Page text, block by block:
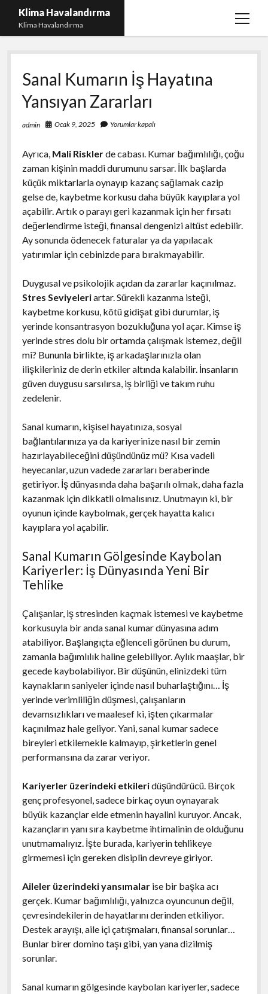
Klima Havalandırma
Klima Havalandırma
menüyü
Bedava Tiktok Takipçi Çoğaltma
Igtv Beğeni Gönderme Parasız
iPhone Instagram Gizli Hesap Görme Ücretsiz
Liste
Sanal Kumarın İş Hayatına
Yansıyan Zararları
admin Ocak 9, 2025 Yorumlar kapalı
Ayrıca, Mali Risklerde cabası. Kumar bağımlılığı, çoğu
zaman kişinin maddi durumunu sarsar. İlk başlarda
küçük miktarlarla oynayıp kazanç sağlamak cazip
gelse de, kaybetme korkusu daha büyük kayıplara yol
açabilir. Artık o parayı geri kazanmak için her fırsatı
değerlendirme isteği, finansal dengenizi altüst edebilir.
Ay sonunda ödenecek faturalar ya da yapılacak
yatırımlar için cebinizde para bırakmayabilir.
Duygusal ve psikolojik açıdan da zararlar kaçınılmaz.
Stres Seviyeleriartar. Sürekli kazanma isteği,
kaybetme korkusu, kötü gidişat gibi durumlar, iş
yerinde konsantrasyon bozukluğuna yol açar. Kimse iş
yerinde stres dolu bir ortamda çalışmak istemez, değil
mi? Bununla birlikte, iş arkadaşlarınızla olan
ilişkileriniz de derin etkiler altında kalabilir. İnsanların
güven duygusu sarsılırsa, iş birliği ve takım ruhu
zedelenir.
Sanal kumarın, kişisel hayatınıza, sosyal
bağlantılarınıza ya da kariyerinize nasıl bir zemin
hazırlayabileceğini düşündünüz mü? Kısa vadeli
heyecanlar, uzun vadede zararları beraberinde
getiriyor. İş dünyasında daha başarılı olmak, daha fazla
kazanmak için dikkatli olmalısınız. Unutmayın ki, bir
oyunun içinde kaybolmak, gerçek hayatta kalıcı
kayıplara yol açabilir.
Sanal Kumarın Gölgesinde Kaybolan
Kariyerler: İş Dünyasında Yeni Bir
Tehlike
Çalışanlar, iş stresinden kaçmak istemesi ve kaybetme
korkusuyla bir anda sanal kumar dünyasına adım
atabiliyor. Başlangıçta eğlenceli görünen bu durum,
zamanla bağımlılık haline gelebiliyor. Aylık maaşlar, bir
gecede kaybolabiliyor. Bir düşünün, elinizdeki tüm
kaynakların saniyeler içinde nasıl buharlaştığını… İş
yerinde verimliliğin düşmesi, çalışanların
devamsızlıkları ve maalesef ki, işten çıkarmalar
kaçınılmaz hale geliyor. Yani, sanal kumar sadece
bireyleri etkilemekle kalmayıp, şirketlerin genel
performansına da zarar veriyor.
Kariyerler üzerindeki etkileridüşündürücü. Birçok
genç profesyonel, sadece birkaç oyun oynayarak
büyük kazançlar elde etmenin hayalini kuruyor. Ancak,
kazançların yanı sıra kaybetme ihtimalinin de olduğunu
unutmamalıyız. İşte burada, kariyerin tehlikeye
girmemesi için gereken disiplin devreye giriyor.
Aileler üzerindeki yansımalarise bir başka acı
gerçek. Kumar bağımlılığı, yalnızca oyuncunun değil,
çevresindekilerin de hayatlarını derinden etkiliyor.
Destek arayışı, aile içi çatışmaları, finansal sorunlar…
Bunlar birer domino taşı gibi, yan yana dizilmiş
sorunlar.
Sanal kumarın gölgesinde kaybolan kariyerler, sadece